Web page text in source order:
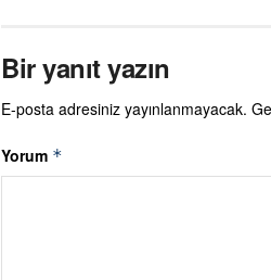
Bir yanıt yazın
E-posta adresiniz yayınlanmayacak.
Yorum *